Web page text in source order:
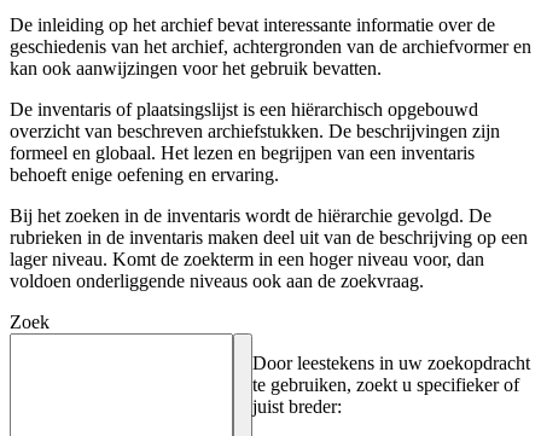
De inleiding op het archief bevat interessante informatie over de
geschiedenis van het archief, achtergronden van de archiefvormer en
kan ook aanwijzingen voor het gebruik bevatten.
De inventaris of plaatsingslijst is een hiërarchisch opgebouwd
overzicht van beschreven archiefstukken. De beschrijvingen zijn
formeel en globaal. Het lezen en begrijpen van een inventaris
behoeft enige oefening en ervaring.
Bij het zoeken in de inventaris wordt de hiërarchie gevolgd. De
rubrieken in de inventaris maken deel uit van de beschrijving op een
lager niveau. Komt de zoekterm in een hoger niveau voor, dan
voldoen onderliggende niveaus ook aan de zoekvraag.
Zoek
Door leestekens in uw zoekopdracht
te gebruiken, zoekt u specifieker of
juist breder: